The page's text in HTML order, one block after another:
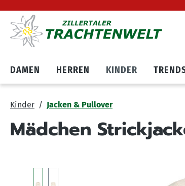
springen Zum Cookie Banner
DAMEN HERREN KINDER
Kinder Jacken & Pullover
Mädchen